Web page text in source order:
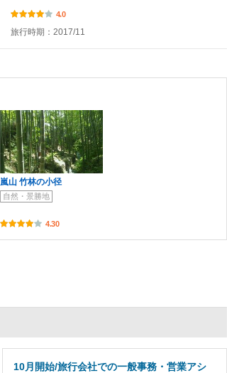
4.0
旅行時期：2017/11
嵐山 竹林の小径
自然・景勝地
4.30
10月開始/旅行会社での一般事務・営業アシ